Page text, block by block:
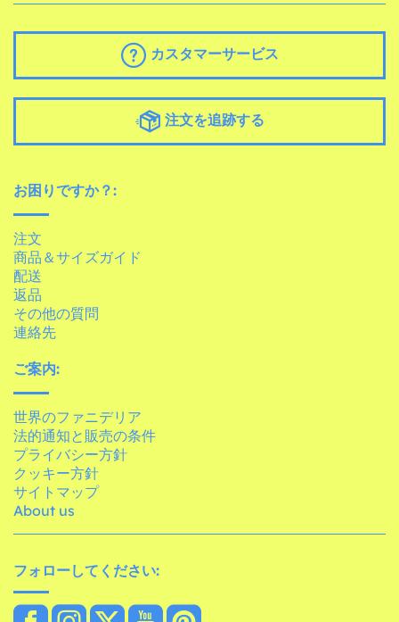
カスタマーサービス
注文を追跡する
お困りですか？:
注文
商品＆サイズガイド
配送
返品
その他の質問
連絡先
ご案内:
世界のファニデリア
法的通知と販売の条件
プライバシー方針
クッキー方針
サイトマップ
About us
フォローしてください: